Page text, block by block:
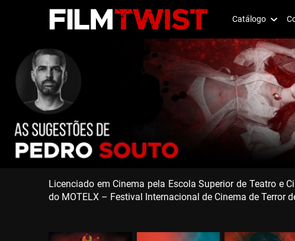
Catálogo
Licenciado em Cinema pela Escola Superior de Teatro e
do MOTELX – Festival Internacional de Cinema de Terror